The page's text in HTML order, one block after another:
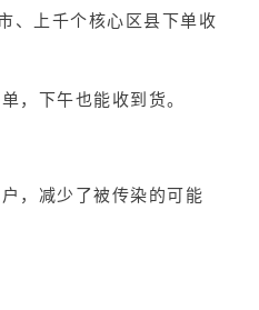
、上千个核心区县下单收
，下午也能收到货。
，减少了被传染的可能